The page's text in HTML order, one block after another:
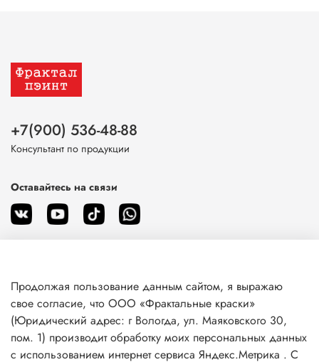
О магазине
Клиентам
+7(900) 536-48-88
Консультант по продукции
Оставайтесь на связи
Продолжая пользование данным сайтом, я выражаю
свое согласие, что ООО «Фрактальные краски»
(Юридический адрес: г Вологда, ул. Маяковского 30,
пом. 1) производит обработку моих персональных данных
с использованием интернет сервиса Яндекс.Метрика . С